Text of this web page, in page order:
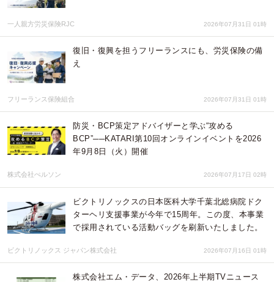
一人親方労災保険RJC 2026年07月31日 01時
復旧・復興を担うフリーランスにも、労災保険の備
え
フリーランス保険組合 2026年07月31日 01時
防災・BCP策定アドバイザーと学ぶ“攻める
BCP”──KATARI第10回オンラインイベントを2026
年9月8日（火）開催
株式会社ぺルソン 2026年07月17日 02時
ビクトリノックスの日本医科大学千葉北総病院ドク
ターヘリ支援事業が今年で15周年。この度、本事業
で採用されている活動バッグを刷新いたしました。
ビクトリノックス ジャパン株式会社 2026年07月16日 01時
株式会社エム・データ、2026年上半期TVニュース